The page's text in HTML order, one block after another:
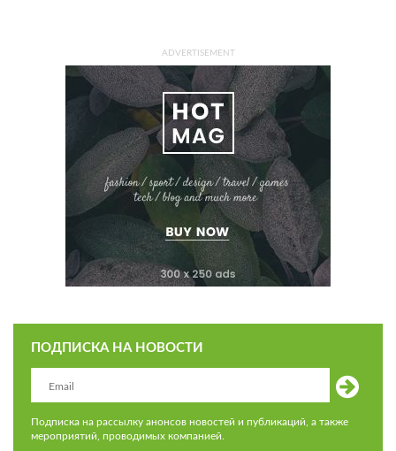
ADVERTISEMENT
ПОДПИСКА НА НОВОСТИ
Подписка на рассылку анонсов новостей и публикаций, а также
мероприятий, проводимых компанией.